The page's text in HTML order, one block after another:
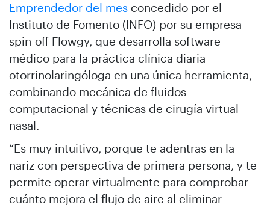
Emprendedor del mes concedido por el
Instituto de Fomento (INFO) por su empresa
spin-off Flowgy, que desarrolla software
médico para la práctica clínica diaria
otorrinolaringóloga en una única herramienta,
combinando mecánica de fluidos
computacional y técnicas de cirugía virtual
nasal.
“Es muy intuitivo, porque te adentras en la
nariz con perspectiva de primera persona, y te
permite operar virtualmente para comprobar
cuánto mejora el flujo de aire al eliminar